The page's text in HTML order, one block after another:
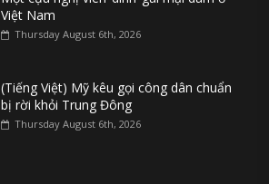
Việt Nam
Thursday August 6th, 2026
(Tiếng Việt) Mỹ kêu gọi công dân chuẩn
bị rời khỏi Trung Đông
Thursday August 6th, 2026